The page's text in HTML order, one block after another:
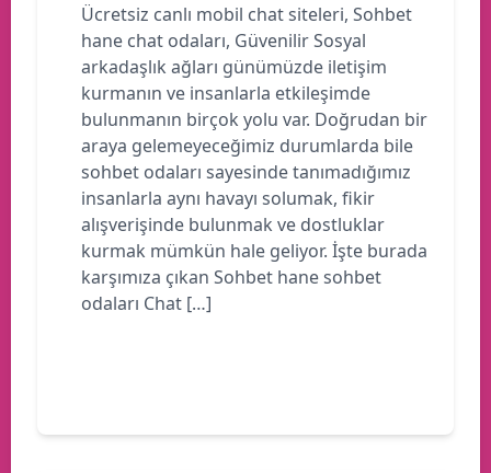
Ücretsiz canlı mobil chat siteleri, Sohbet
hane chat odaları, Güvenilir Sosyal
arkadaşlık ağları günümüzde iletişim
kurmanın ve insanlarla etkileşimde
bulunmanın birçok yolu var. Doğrudan bir
araya gelemeyeceğimiz durumlarda bile
sohbet odaları sayesinde tanımadığımız
insanlarla aynı havayı solumak, fikir
alışverişinde bulunmak ve dostluklar
kurmak mümkün hale geliyor. İşte burada
karşımıza çıkan Sohbet hane sohbet
odaları Chat […]